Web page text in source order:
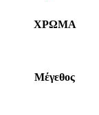
ΧΡΩΜΑ
Μέγεθος